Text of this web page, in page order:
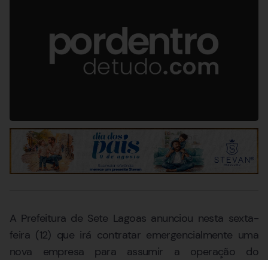
A Prefeitura de Sete Lagoas anunciou nesta sexta-
feira (12) que irá contratar emergencialmente uma
nova empresa para assumir a operação do